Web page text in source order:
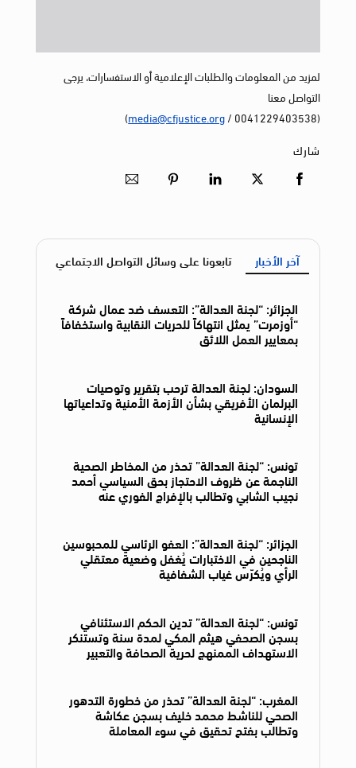
لمزيد من المعلومات والطلبات الإعلامية أو الاستفسارات، يرجى
التواصل معنا
(0041229403538 /
media@cfjustice.org
)
شارك
آخر الأخبار تابعونا على وسائل التواصل الاجتماعي
الجزائر: “لجنة العدالة”: التعسف ضد عمال شركة
“أوزمرت” يمثل انتهاكاً للحريات النقابية واستخفافاً
بمعايير العمل اللائق
السودان: لجنة العدالة ترحب بتقرير وتوصيات
البرلمان الأفريقي بشأن الأزمة الأمنية وتداعياتها
الإنسانية
تونس: “لجنة العدالة” تحذر من المخاطر الصحية
الناجمة عن ظروف الاحتجاز بحق السياسي أحمد
نجيب الشابي وتطالب بالإفراج الفوري عنه
الجزائر: “لجنة العدالة”: العفو الرئاسي للمحبوسين
الناجحين في الاختبارات يُغفل وضعية معتقلي
الرأي ويُكرّس غياب الشفافية
تونس: “لجنة العدالة” تدين الحكم الاستئنافي
بسجن الصحفي هيثم المكي لمدة سنة وتستنكر
الاستهداف الممنهج لحرية الصحافة والتعبير
المغرب: “لجنة العدالة” تحذر من خطورة التدهور
الصحي للناشط محمد خليف بسجن عكاشة
وتطالب بفتح تحقيق في سوء المعاملة